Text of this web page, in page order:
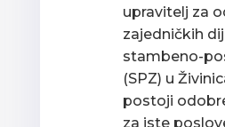
upravitelj za
zajedničkih
stambeno-
(SPZ) u
postoji
za iste